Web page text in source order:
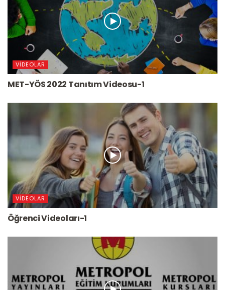
VIDEOLAR
MET-YÖS 2022 Tanıtım Videosu-1
VIDEOLAR
Öğrenci Videoları-1